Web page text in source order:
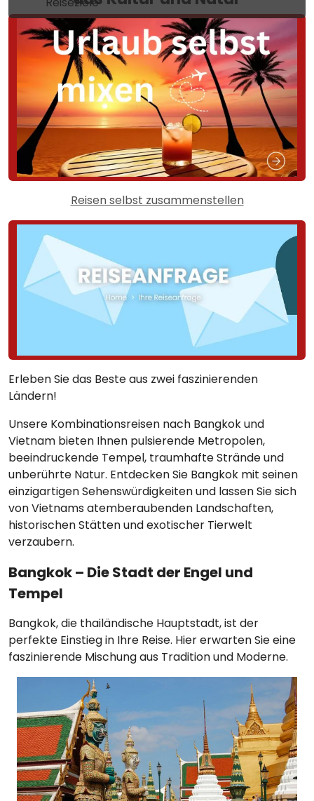
Reisen selbst zusammenstellen
Erleben Sie das Beste aus zwei faszinierenden
Ländern!
Unsere Kombinationsreisen nach Bangkok und
Vietnam bieten Ihnen pulsierende Metropolen,
beeindruckende Tempel, traumhafte Strände und
unberührte Natur. Entdecken Sie Bangkok mit seinen
einzigartigen Sehenswürdigkeiten und lassen Sie sich
von Vietnams atemberaubenden Landschaften,
historischen Stätten und exotischer Tierwelt
verzaubern.
Bangkok – Die Stadt der Engel und
Tempel
Bangkok, die thailändische Hauptstadt, ist der
perfekte Einstieg in Ihre Reise. Hier erwarten Sie eine
faszinierende Mischung aus Tradition und Moderne.